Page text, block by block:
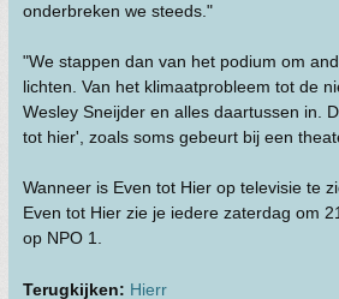
onderbreken we steeds."
"We stappen dan van het podium om
lichten. Van het klimaatprobleem tot de
Wesley Sneijder en alles daartussen in.
tot hier', zoals soms gebeurt bij een
Wanneer is Even tot Hier op televisie te
Even tot Hier zie je iedere zaterdag om
op NPO 1.
Terugkijken: Hierr